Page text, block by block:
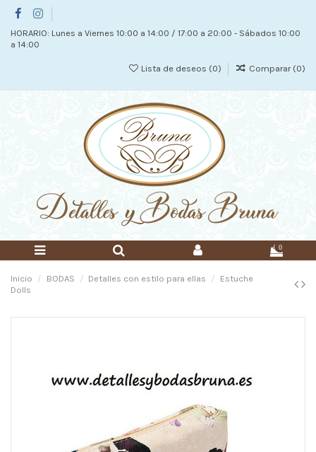
HORARIO: Lunes a Viernes 10:00 a 14:00 / 17:00 a 20:00 - Sábados 10:00
a 14:00
Lista de deseos (0) Comparar (0)
0
Inicio BODAS Detalles con estilo para ellas
Estuche
Dolls